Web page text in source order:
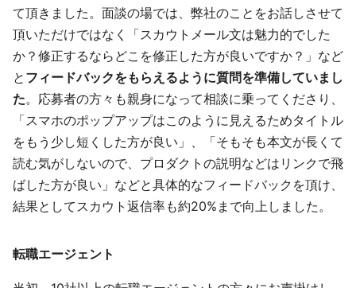
て頂きました。面談の場では、弊社のことをお話しさせて
頂いただけではなく「スカウトメール文は魅力的でした
か？修正するならどこを修正した方が良いですか？」など
と フィードバックをもらえるように質問を準備していまし
た。応募者の方々も親身になって相談に乗ってくださり、
「スマホのポップアップはこのように見えるためタイトル
をもう少し短くした方が良い」、「そもそも本文が長くて
読む気がしないので、プロダクトの説明などはリンクで飛
ばした方が良い」などと具体的なフィードバックを頂け、
結果としてスカウト返信率も約20%まで向上しました。
転職エージェント